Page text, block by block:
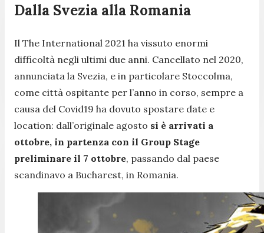
Dalla Svezia alla Romania
Il The International 2021 ha vissuto enormi
difficoltà negli ultimi due anni. Cancellato nel 2020,
annunciata la Svezia, e in particolare Stoccolma,
come città ospitante per l’anno in corso, sempre a
causa del Covid19 ha dovuto spostare date e
location: dall’originale agosto si è arrivati a
ottobre, in partenza con il Group Stage
preliminare il 7 ottobre, passando dal paese
scandinavo a Bucharest, in Romania.